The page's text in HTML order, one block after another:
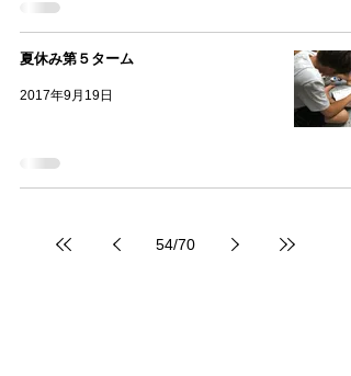
夏休み第５ターム
2017年9月19日
54/70